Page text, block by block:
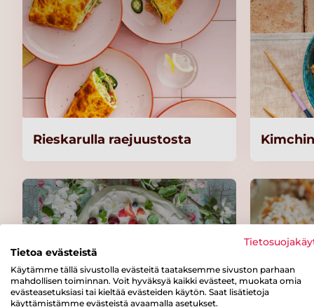
Rieskarulla raejuustosta
Tietoa evästeistä
Käytämme tällä sivustolla evästeitä taataksemme sivuston parhaan
mahdollisen toiminnan. Voit hyväksyä kaikki evästeet, muokata omia
evästeasetuksiasi tai kieltää evästeiden käytön. Saat lisätietoja
käyttämistämme evästeistä avaamalla asetukset.